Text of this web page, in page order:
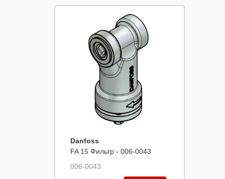
Danfoss
FA 15 Фильтр - 006-0043
006-0043